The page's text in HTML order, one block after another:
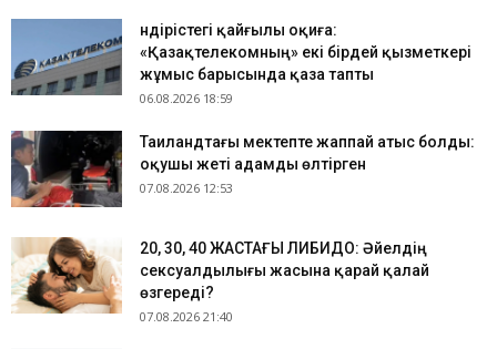
Өндірістегі қайғылы оқиға:
«Қазақтелекомның» екі бірдей қызметкері
жұмыс барысында қаза тапты
06.08.2026 18:59
Таиландтағы мектепте жаппай атыс болды:
оқушы жеті адамды өлтірген
07.08.2026 12:53
​20, 30, 40 ЖАСТАҒЫ ЛИБИДО: Әйелдің
сексуалдылығы жасына қарай қалай
өзгереді?
07.08.2026 21:40